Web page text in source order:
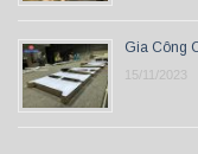
Gia Công
15/11/2023